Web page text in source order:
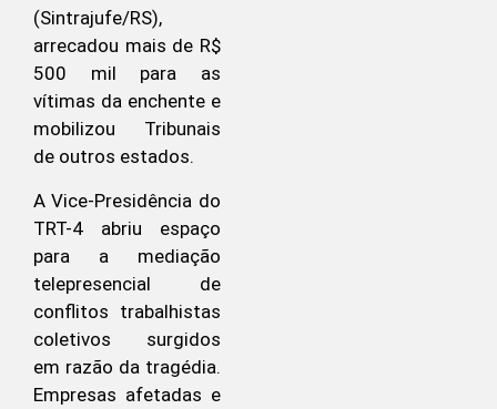
(Sintrajufe/RS),
arrecadou mais de R$
500 mil para as
vítimas da enchente e
mobilizou Tribunais
de outros estados.
A Vice-Presidência do
TRT-4 abriu espaço
para a mediação
telepresencial de
conflitos trabalhistas
coletivos surgidos
em razão da tragédia.
Empresas afetadas e